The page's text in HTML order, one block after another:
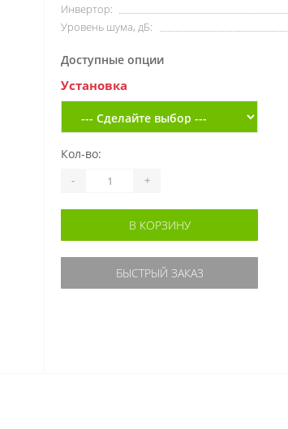
Инвертор:
Уровень шума, дБ:
Доступные опции
Установка
Кол-во:
- +
В КОРЗИНУ
БЫСТРЫЙ ЗАКАЗ